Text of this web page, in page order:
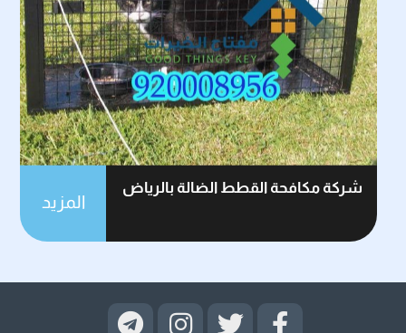
شركة مكافحة القطط الضالة بالرياض
المزيد